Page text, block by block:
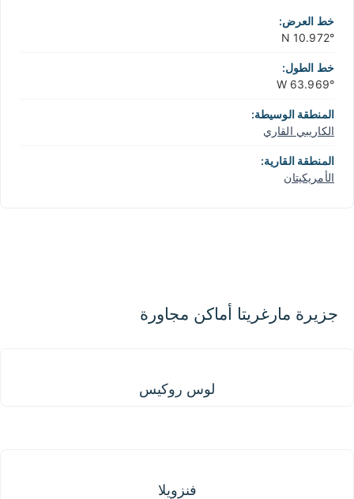
خط العرض:
10.972° N
خط الطول:
63.969° W
المنطقة الوسيطة:
الكاريبي القاري
المنطقة القارية:
الأمريكيتان
جزيرة مارغريتا أماكن مجاورة
لوس روكيس
فنزويلا